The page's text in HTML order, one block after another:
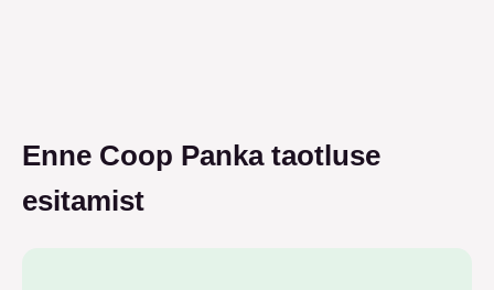
Enne Coop Panka taotluse
esitamist